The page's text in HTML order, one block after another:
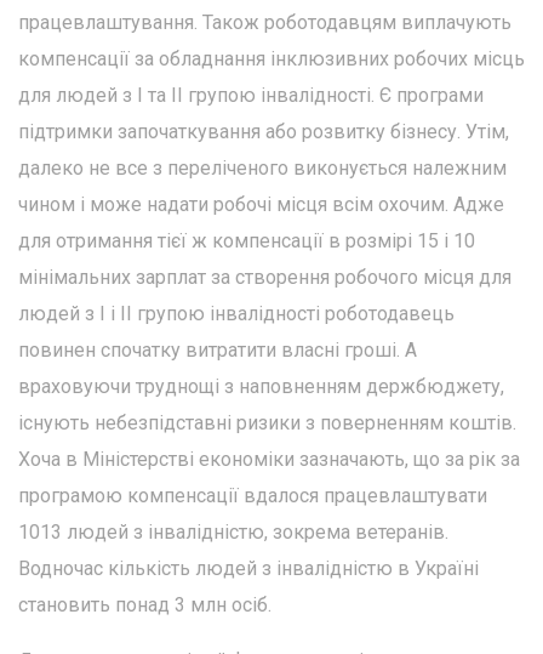
працевлаштування. Також роботодавцям виплачують
компенсації за обладнання інклюзивних робочих місць
для людей з I та II групою інвалідності. Є програми
підтримки започаткування або розвитку бізнесу. Утім,
далеко не все з переліченого виконується належним
чином і може надати робочі місця всім охочим. Адже
для отримання тієї ж компенсації в розмірі 15 і 10
мінімальних зарплат за створення робочого місця для
людей з I і II групою інвалідності роботодавець
повинен спочатку витратити власні гроші. А
враховуючи труднощі з наповненням держбюджету,
існують небезпідставні ризики з поверненням коштів.
Хоча в Міністерстві економіки зазначають, що за рік за
програмою компенсації вдалося працевлаштувати
1013 людей з інвалідністю, зокрема ветеранів.
Водночас кількість людей з інвалідністю в Україні
становить понад 3 млн осіб.